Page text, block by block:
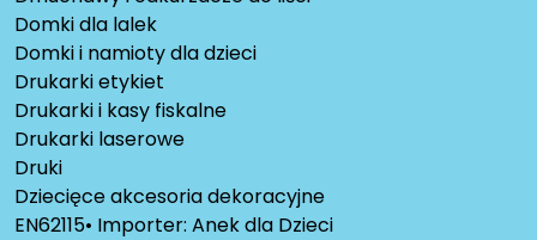
Domki dla lalek
Domki i namioty dla dzieci
Drukarki etykiet
Drukarki i kasy fiskalne
Drukarki laserowe
Druki
Dziecięce akcesoria dekoracyjne
EN62115• Importer: Anek dla Dzieci